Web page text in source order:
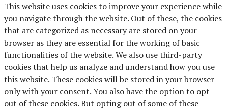
This website uses cookies to improve your experience while
you navigate through the website. Out of these, the cookies
that are categorized as necessary are stored on your
browser as they are essential for the working of basic
functionalities of the website. We also use third-party
cookies that help us analyze and understand how you use
this website. These cookies will be stored in your browser
only with your consent. You also have the option to opt-
out of these cookies. But opting out of some of these